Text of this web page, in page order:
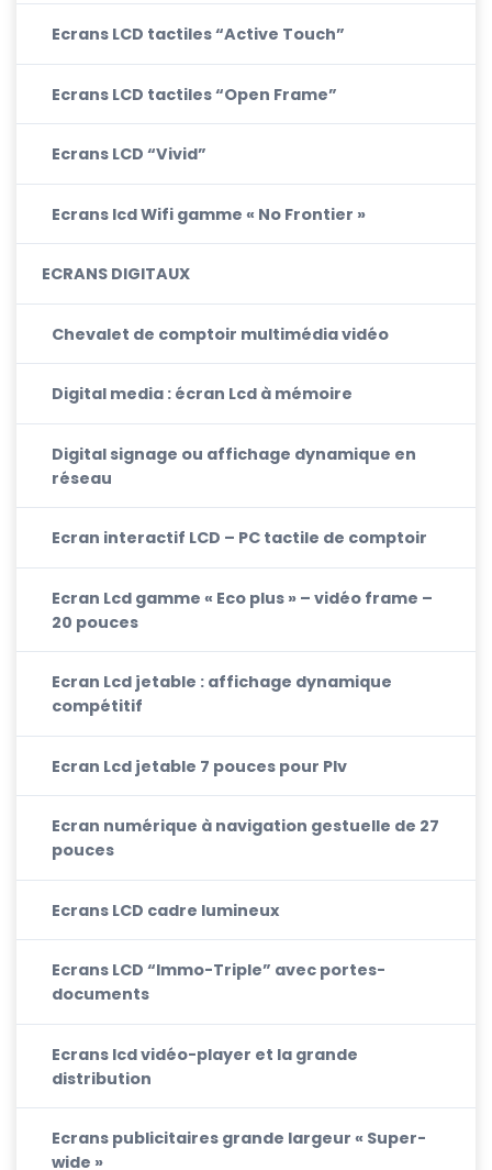
Ecrans LCD tactiles “Active Touch”
Ecrans LCD tactiles “Open Frame”
Ecrans LCD “Vivid”
Ecrans lcd Wifi gamme « No Frontier »
ECRANS DIGITAUX
Chevalet de comptoir multimédia vidéo
Digital media : écran Lcd à mémoire
Digital signage ou affichage dynamique en
réseau
Ecran interactif LCD – PC tactile de comptoir
Ecran Lcd gamme « Eco plus » – vidéo frame –
20 pouces
Ecran Lcd jetable : affichage dynamique
compétitif
Ecran Lcd jetable 7 pouces pour Plv
Ecran numérique à navigation gestuelle de 27
pouces
Ecrans LCD cadre lumineux
Ecrans LCD “Immo-Triple” avec portes-
documents
Ecrans lcd vidéo-player et la grande
distribution
Ecrans publicitaires grande largeur « Super-
wide »